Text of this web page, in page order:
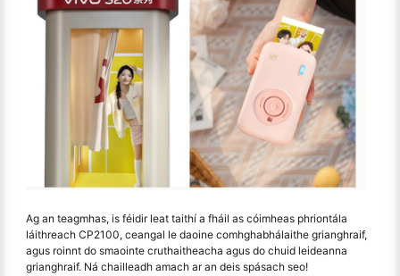
Ag an teagmhas, is féidir leat taithí a fháil as cóimheas phriontála
láithreach CP2100, ceangal le daoine comhghabhálaithe grianghraif,
agus roinnt do smaointe cruthaitheacha agus do chuid leideanna
grianghraif. Ná chailleadh amach ar an deis spásach seo!